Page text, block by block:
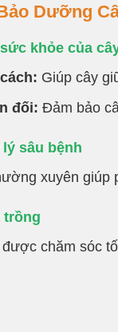
Dưỡng
khỏe của
Giúp cây
đối: Đảm bảo
sâu bệnh
xuyên giúp
trồng
chăm sóc